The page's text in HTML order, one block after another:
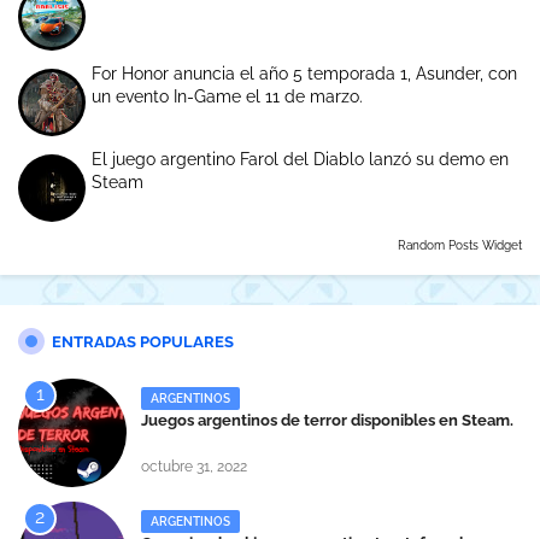
For Honor anuncia el año 5 temporada 1, Asunder, con
un evento In-Game el 11 de marzo.
El juego argentino Farol del Diablo lanzó su demo en
Steam
Random Posts Widget
ENTRADAS POPULARES
ARGENTINOS
Juegos argentinos de terror disponibles en Steam.
octubre 31, 2022
ARGENTINOS